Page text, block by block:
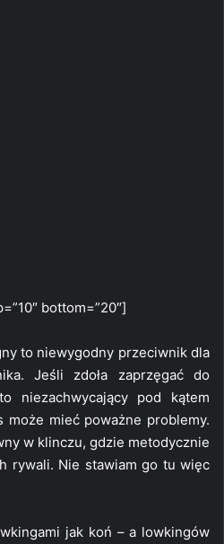
bottom=”20″]
to niewygodny przeciwnik dla
Jeśli zdoła zaprzęgać do
niezachwycający pod kątem
może mieć poważne problemy.
w klinczu, gdzie metodycznie
rywali. Nie stawiam go tu więc
jak koń – a lowkingów